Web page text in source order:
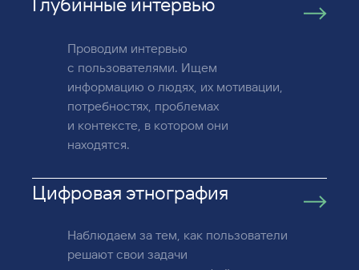
Проводим интервью
с пользователями. Ищем
информацию о людях, их мотивации,
потребностях, проблемах
и контексте, в котором они
находятся.
Цифровая этнография
Наблюдаем за тем, как пользователи
решают свои задачи